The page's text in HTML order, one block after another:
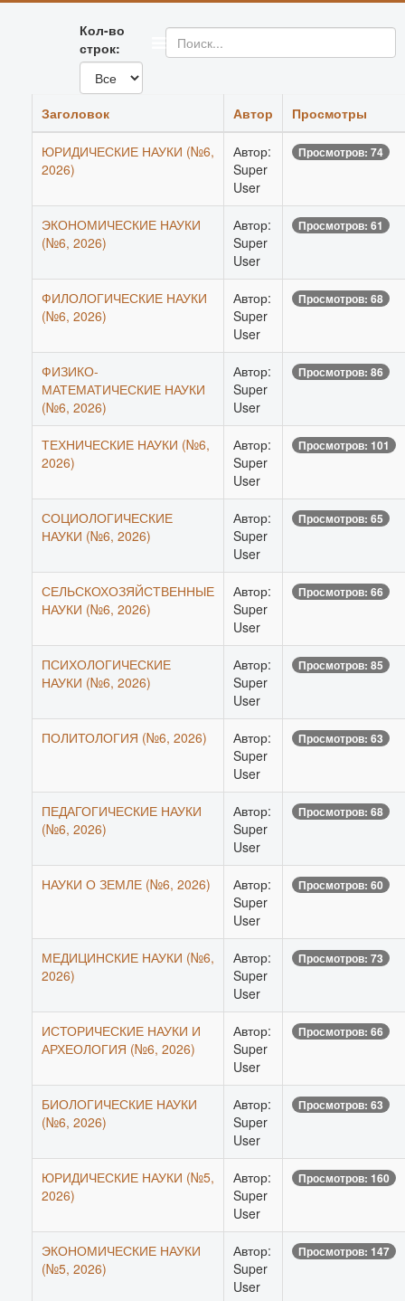
Кол-во
строк:
Заголовок Автор Просмотры
ЮРИДИЧЕСКИЕ НАУКИ (№6,
2026)
Автор:
Super
User
Просмотров: 74
ЭКОНОМИЧЕСКИЕ НАУКИ
(№6, 2026)
Автор:
Super
User
Просмотров: 61
ФИЛОЛОГИЧЕСКИЕ НАУКИ
(№6, 2026)
Автор:
Super
User
Просмотров: 68
ФИЗИКО-
МАТЕМАТИЧЕСКИЕ НАУКИ
(№6, 2026)
Автор:
Super
User
Просмотров: 86
ТЕХНИЧЕСКИЕ НАУКИ (№6,
2026)
Автор:
Super
User
Просмотров: 101
СОЦИОЛОГИЧЕСКИЕ
НАУКИ (№6, 2026)
Автор:
Super
User
Просмотров: 65
СЕЛЬСКОХОЗЯЙСТВЕННЫЕ
НАУКИ (№6, 2026)
Автор:
Super
User
Просмотров: 66
ПСИХОЛОГИЧЕСКИЕ
НАУКИ (№6, 2026)
Автор:
Super
User
Просмотров: 85
ПОЛИТОЛОГИЯ (№6, 2026)
Автор:
Super
User
Просмотров: 63
ПЕДАГОГИЧЕСКИЕ НАУКИ
(№6, 2026)
Автор:
Super
User
Просмотров: 68
НАУКИ О ЗЕМЛЕ (№6, 2026)
Автор:
Super
User
Просмотров: 60
МЕДИЦИНСКИЕ НАУКИ (№6,
2026)
Автор:
Super
User
Просмотров: 73
ИСТОРИЧЕСКИЕ НАУКИ И
АРХЕОЛОГИЯ (№6, 2026)
Автор:
Super
User
Просмотров: 66
БИОЛОГИЧЕСКИЕ НАУКИ
(№6, 2026)
Автор:
Super
User
Просмотров: 63
ЮРИДИЧЕСКИЕ НАУКИ (№5,
2026)
Автор:
Super
User
Просмотров: 160
ЭКОНОМИЧЕСКИЕ НАУКИ
(№5, 2026)
Автор:
Super
User
Просмотров: 147